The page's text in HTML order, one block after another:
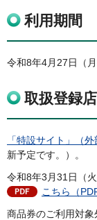
利用期間
令和8年4月27日（
取扱登録
「特設サイト」（
新予定です。）。
令和8年3月31日（
こちら（
商品券のご利用対